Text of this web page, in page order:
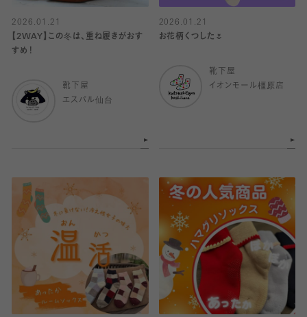
2026.01.21
【2WAY】この冬は、重ね履きがおす
すめ！
靴下屋
エスパル仙台
2026.01.21
お花柄くつした🌷
靴下屋
イオンモール橿原店